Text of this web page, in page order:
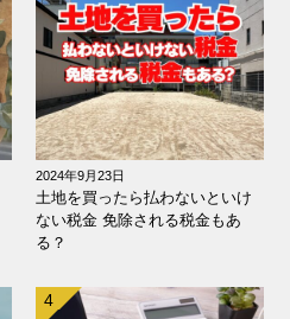
2024年9月23日
土地を買ったら払わないといけ
ない税金 免除される税金もあ
る？